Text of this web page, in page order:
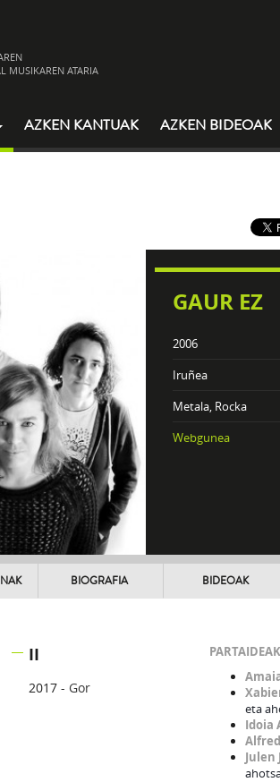
MUSIKAREN ATARIA
AZKEN KANTUAK AZKEN BIDEOAK
GAUR EZ
2006
Iruñea
Metala, Rocka
Webgunea
BIOGRAFIA BIDEOAK
II
2017 - Gor
PARTAIDEAK
eta
Idoia
Julen